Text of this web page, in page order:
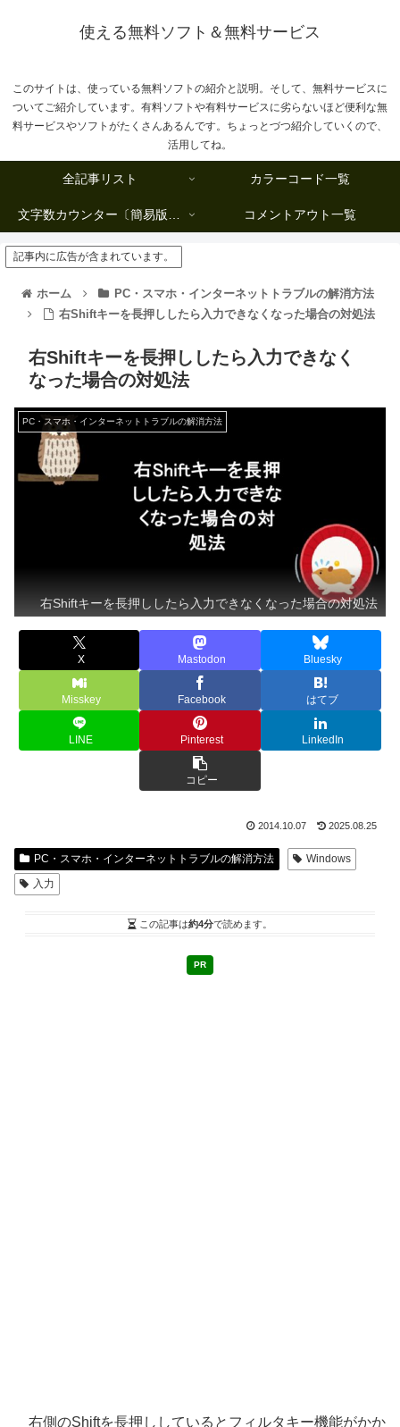
使える無料ソフト＆無料サービス
このサイトは、使っている無料ソフトの紹介と説明。そして、無料サービスに
ついてご紹介しています。有料ソフトや有料サービスに劣らないほど便利な無
料サービスやソフトがたくさんあるんです。ちょっとづつ紹介していくので、
活用してね。
全記事リスト カラーコード一覧
文字数カウンター〔簡易版複数行タイプ〕 コメントアウト一覧
記事内に広告が含まれています。
ホーム
PC・スマホ・インターネットトラブルの解消方法
右Shiftキーを長押ししたら入力できなくなった場合の対処法
右Shiftキーを長押ししたら入力できなく
なった場合の対処法
PC・スマホ・インターネットトラブルの解消方法
右Shiftキーを長押ししたら入力できなくなった場合の対処法
X Mastodon Bluesky
Misskey Facebook はてブ
LINE Pinterest LinkedIn
コピー
2014.10.07 2025.08.25
PC・スマホ・インターネットトラブルの解消方法
Windows
入力
この記事は約4分で読めます。
PR
右側のShiftを長押ししているとフィルタキー機能がかか